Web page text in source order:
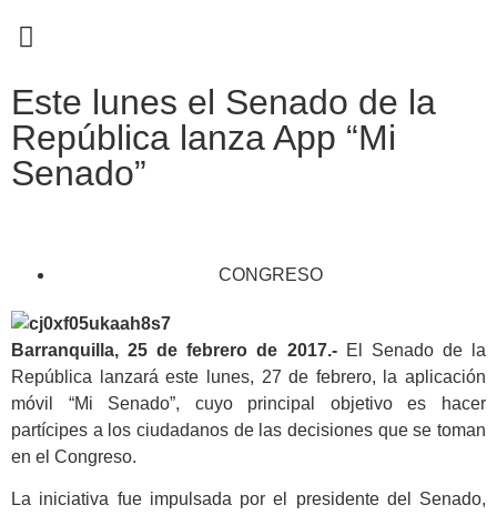
Este lunes el Senado de la
República lanza App “Mi
Senado”
CONGRESO
Barranquilla, 25 de febrero de 2017.-El Senado de la
República lanzará este lunes, 27 de febrero, la aplicación
móvil “Mi Senado”, cuyo principal objetivo es hacer
partícipes a los ciudadanos de las decisiones que se toman
en el Congreso.
La iniciativa fue impulsada por el presidente del Senado,